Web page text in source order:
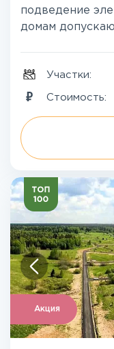
подведение
домам
Участки:
Стоимость:
Акция